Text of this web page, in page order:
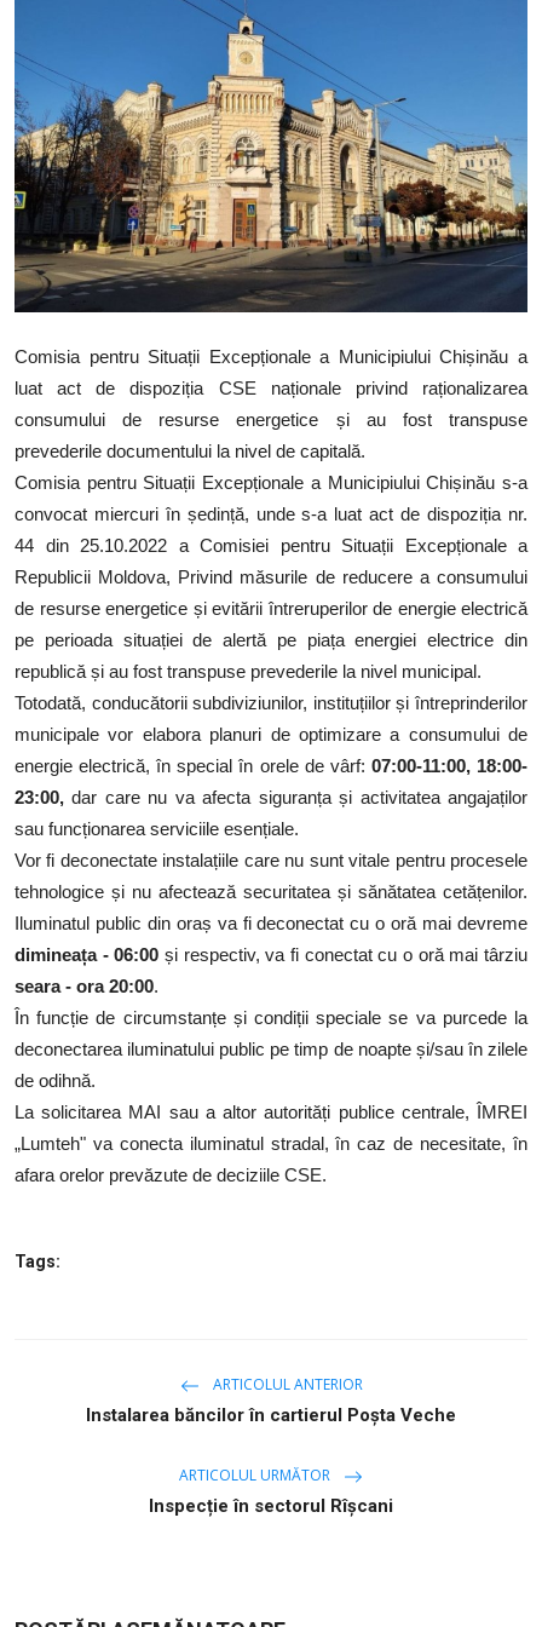
Sectorul Rîșcani
Căutați pe Internet
Comisia pentru Situații Excepționale a Municipiului Chișinău a
luat act de dispoziția CSE naționale privind raționalizarea
consumului de resurse energetice și au fost transpuse
prevederile documentului la nivel de capitală.
Comisia pentru Situații Excepționale a Municipiului Chișinău s-a
convocat miercuri în ședință, unde s-a luat act de dispoziția nr.
44 din 25.10.2022 a Comisiei pentru Situații Excepționale a
Republicii Moldova, Privind măsurile de reducere a consumului
de resurse energetice și evitării întreruperilor de energie electrică
pe perioada situației de alertă pe piața energiei electrice din
republică și au fost transpuse prevederile la nivel municipal.
Totodată, conducătorii subdiviziunilor, instituțiilor și întreprinderilor
municipale vor elabora planuri de optimizare a consumului de
energie electrică, în special în orele de vârf: 07:00-11:00, 18:00-
23:00, dar care nu va afecta siguranța și activitatea angajaților
sau funcționarea serviciile esențiale.
Vor fi deconectate instalațiile care nu sunt vitale pentru procesele
tehnologice și nu afectează securitatea și sănătatea cetățenilor.
Iluminatul public din oraș va fi deconectat cu o oră mai devreme
dimineața - 06:00 și respectiv, va fi conectat cu o oră mai târziu
seara - ora 20:00.
În funcție de circumstanțe și condiții speciale se va purcede la
deconectarea iluminatului public pe timp de noapte și/sau în zilele
de odihnă.
La solicitarea MAI sau a altor autorități publice centrale, ÎMREI
„Lumteh" va conecta iluminatul stradal, în caz de necesitate, în
afara orelor prevăzute de deciziile CSE.
Tags:
ARTICOLUL ANTERIOR
Instalarea băncilor în cartierul Poșta Veche
ARTICOLUL URMĂTOR
Inspecție în sectorul Rîşcani